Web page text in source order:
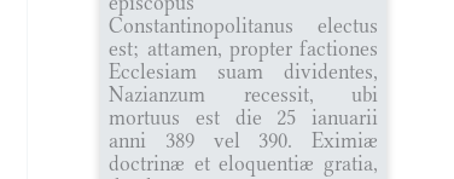
Constantinopolitanus electus
est; attamen, propter factiones
Ecclesiam suam dividentes,
Nazianzum recessit, ubi
mortuus est die 25 ianuarii
anni 389 vel 390. Eximiæ
doctrinæ et eloquentiæ gratia,